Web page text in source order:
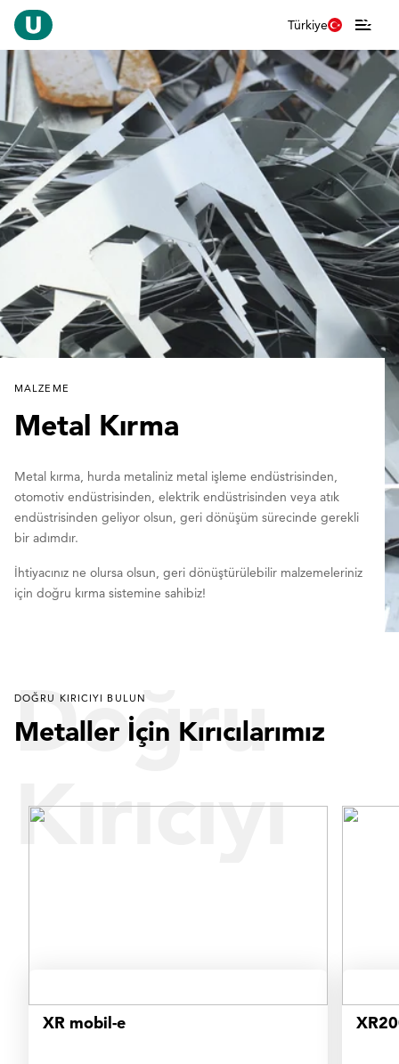
Türkiye
MALZEME
Metal Kırma
Metal kırma, hurda metaliniz metal işleme endüstrisinden,
otomotiv endüstrisinden, elektrik endüstrisinden veya atık
endüstrisinden geliyor olsun, geri dönüşüm sürecinde gerekli
bir adımdır.
İhtiyacınız ne olursa olsun, geri dönüştürülebilir malzemeleriniz
için doğru kırma sistemine sahibiz!
Doğru
Kırıcıyı
DOĞRU KIRICIYI BULUN
Metaller İçin Kırıcılarımız
XR mobil-e